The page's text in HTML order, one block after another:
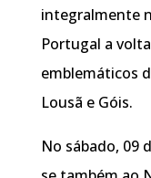
integralmente
Portugal a
emblemáticos
Lousã e Góis.
No sábado, 09